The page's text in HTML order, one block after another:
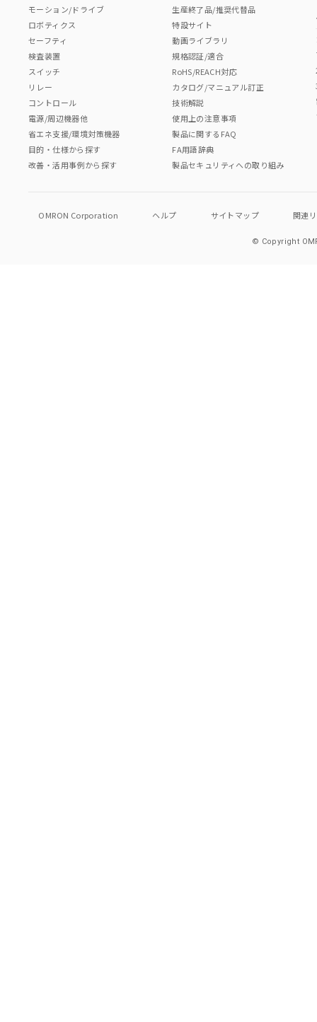
モーション/ドライブ
ロボティクス
セーフティ
検査装置
スイッチ
リレー
コントロール
電源/周辺機器他
省エネ支援/環境対策機器
目的・仕様から探す
改善・活用事例から探す
生産終了品/推奨代替品
特設サイト
動画ライブラリ
規格認証/適合
RoHS/REACH対応
カタログ/マニュアル訂正
技術解説
使用上の注意事項
製品に関するFAQ
FA用語辞典
製品セキュリティへの取り組み
OMRON Corporation ヘルプ サイトマップ 関連
© Copyright